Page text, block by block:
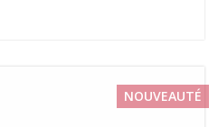
NOUVEAUTÉ